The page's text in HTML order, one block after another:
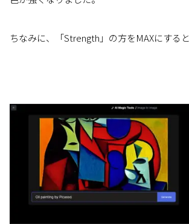
ちなみに、「Strength」の方をMAXにすると